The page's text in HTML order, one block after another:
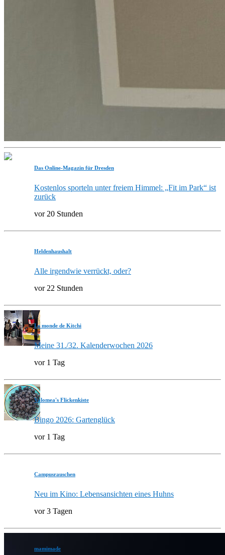
Das Online-Magazin für Dresden
Kostenlos sporteln unter freiem Himmel: „Fit im Park“ ist
zurück
vor 20 Stunden
Heldenhaushalt
Alle irgendwie verrückt, oder?
vor 22 Stunden
Le monde de Kitchi
Meine 31./32. Kalenderwochen 2026
vor 1 Tag
Valomea's Flickenkiste
Bingo 2026: Gartenglück
vor 1 Tag
Campusrauschen
Neu im Kino: Lebensansichten eines Huhns
vor 3 Tagen
mamimade